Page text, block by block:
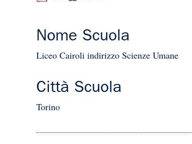
Nome Scuola
Liceo Cairoli indirizzo Scienze Umane
Città Scuola
Torino